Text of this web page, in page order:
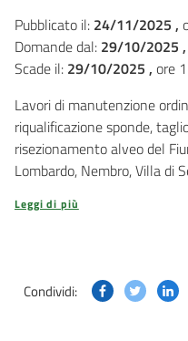
Pubblicato il: 24/11/2025 ,
Domande dal: 29/10/2025 ,
Scade il: 29/10/2025 , ore
Lavori di manutenzione
riqualificazione sponde,
risezionamento alveo del
Lombardo, Nembro, Villa di
Leggi di più
Condividi: Condividi